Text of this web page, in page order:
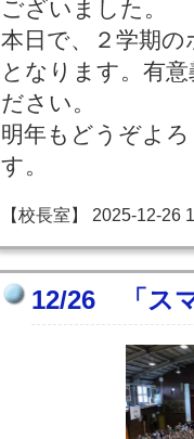
ございました。
本日で、２学期
となります。有
ださい。
明年もどうぞよ
す。
【校長室】 2025-12-26
12/26 「ス